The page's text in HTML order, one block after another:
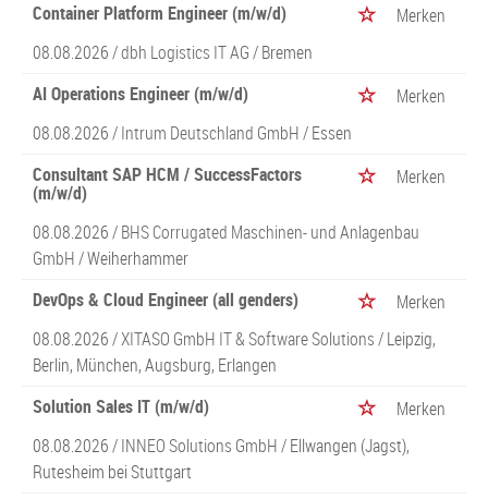
Container Platform Engineer (m/w/d)
Merken
08.08.2026 /dbh Logistics IT AG/ Bremen
AI Operations Engineer (m/w/d)
Merken
08.08.2026 /Intrum Deutschland GmbH/ Essen
Consultant SAP HCM / SuccessFactors
(m/w/d)
Merken
08.08.2026 /BHS Corrugated Maschinen- und Anlagenbau
GmbH/ Weiherhammer
DevOps & Cloud Engineer (all genders)
Merken
08.08.2026 /XITASO GmbH IT & Software Solutions/ Leipzig,
Berlin, München, Augsburg, Erlangen
Solution Sales IT (m/w/d)
Merken
08.08.2026 /INNEO Solutions GmbH/ Ellwangen (Jagst),
Rutesheim bei Stuttgart